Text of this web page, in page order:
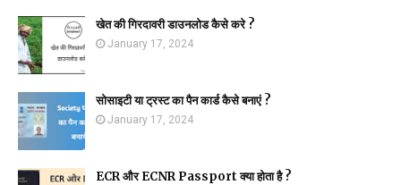
खेत की गिरदावरी डाउनलोड कैसे करे ?
January 17, 2024
सोसाइटी या ट्रस्ट का पैन कार्ड कैसे बनाएं ?
January 17, 2024
ECR और ECNR Passport क्या होता है ?